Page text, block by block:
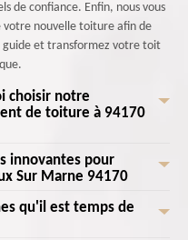
de confiance. Enfin, nous vous
votre nouvelle toiture afin de
guide et transformez votre toit
choisir notre
de toiture à 94170
l'importance d'une toiture
votre maison à 94170. En
votre changement de toiture,
reconnue pour son
innovantes pour
Sur Marne 94170
le leader dans le domaine des
toit à Le Perreux Sur Marne
qu'il est temps de